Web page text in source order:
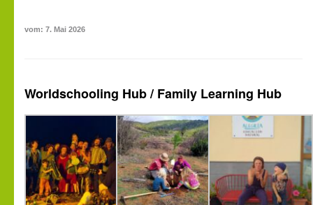
vom: 7. Mai 2026
Worldschooling Hub / Family Learning Hub